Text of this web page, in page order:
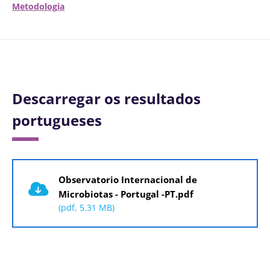
Metodologia
Descarregar os resultados
portugueses
Observatorio Internacional de
Microbiotas - Portugal -PT.pdf
(pdf, 5.31 MB)